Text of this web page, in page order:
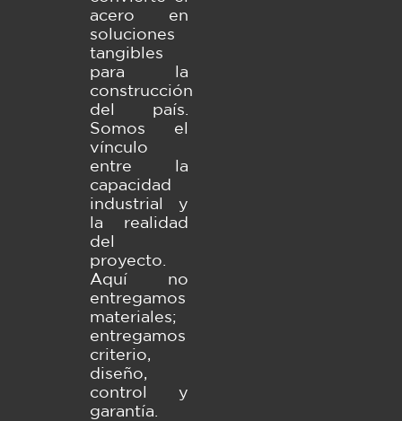
acero en
soluciones
tangibles
para la
construcción
del país.
Somos el
vínculo
entre la
capacidad
industrial y
la realidad
del
proyecto.
Aquí no
entregamos
materiales;
entregamos
criterio,
diseño,
control y
garantía.